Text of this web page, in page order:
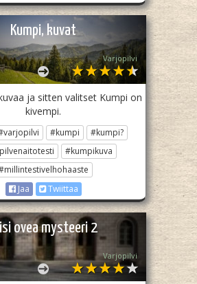
Kumpi, kuvat
Varjopilvi
ja sitten valitset Kumpi on
kivempi.
#kumpi
#kumpi?
#kumpikuva
Jaa
Twiittaa
ovea mysteeri 2
Varjopilvi